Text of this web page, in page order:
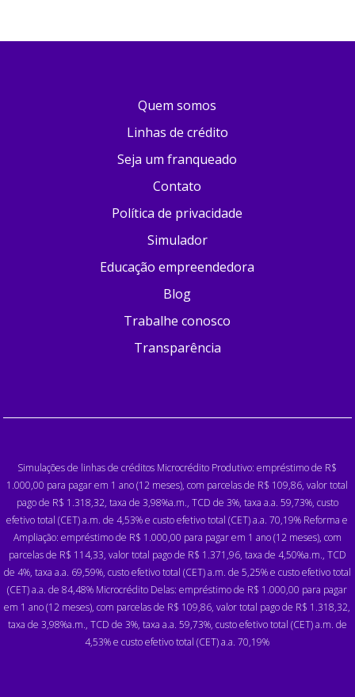
Quem somos
Linhas de crédito
Seja um franqueado
Contato
Política de privacidade
Simulador
Educação empreendedora
Blog
Trabalhe conosco
Transparência
Simulações de linhas de créditos Microcrédito Produtivo: empréstimo de R$
1.000,00 para pagar em 1 ano (12 meses), com parcelas de R$ 109,86, valor total
pago de R$ 1.318,32, taxa de 3,98%a.m., TCD de 3%, taxa a.a. 59,73%, custo
efetivo total (CET) a.m. de 4,53% e custo efetivo total (CET) a.a. 70,19% Reforma e
Ampliação: empréstimo de R$ 1.000,00 para pagar em 1 ano (12 meses), com
parcelas de R$ 114,33, valor total pago de R$ 1.371,96, taxa de 4,50%a.m., TCD
de 4%, taxa a.a. 69,59%, custo efetivo total (CET) a.m. de 5,25% e custo efetivo total
(CET) a.a. de 84,48% Microcrédito Delas: empréstimo de R$ 1.000,00 para pagar
em 1 ano (12 meses), com parcelas de R$ 109,86, valor total pago de R$ 1.318,32,
taxa de 3,98%a.m., TCD de 3%, taxa a.a. 59,73%, custo efetivo total (CET) a.m. de
4,53% e custo efetivo total (CET) a.a. 70,19%